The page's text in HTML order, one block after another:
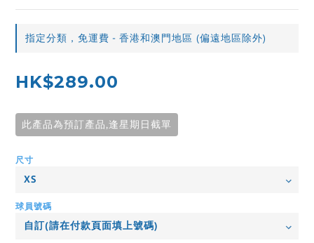
指定分類，免運費 - 香港和澳門地區 (偏遠地區除外)
HK$289.00
此產品為預訂產品,逢星期日截單
尺寸
球員號碼